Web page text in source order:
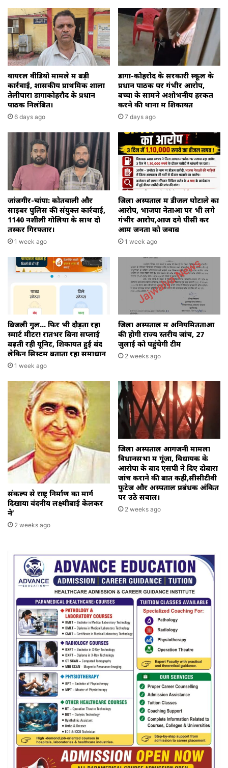
वायरल वीडियो मामले में बड़ी
कार्रवाई, शासकीय प्राथमिक शाला
तेलीपारा डोंगाकोहरौद के प्रधान
पाठक निलंबित।
6 days ago
डोंगा-कोहरोद के सरकारी स्कूल के
प्रधान पाठक पर गंभीर आरोप,
बच्चों के सामने अशोभनीय हरकत
करने की थाना में शिकायत
7 days ago
जांजगीर-चांपा: कोतवाली और
साइबर पुलिस की संयुक्त कार्रवाई,
1140 नशीली गोलियों के साथ दो
तस्कर गिरफ्तार।
1 week ago
जिला अस्पताल में डीजल घोटाले का
आरोप, भाजपा नेताओं पर भी लगे
गंभीर आरोप,आज देंगे पीसी कर
आम जनता को जवाब
1 week ago
बिजली गुल… फिर भी दौड़ता रहा
स्मार्ट मीटर! रातभर बिना सप्लाई
बढ़ती रही यूनिट, शिकायतें हुईं बंद
लेकिन सिस्टम बताता रहा समाधान
1 week ago
जिला अस्पताल में अनियमितताओं
की होगी राज्य स्तरीय जांच, 27
जुलाई को पहुंचेगी टीम
2 weeks ago
संकल्प से राष्ट्र निर्माण का मार्ग
दिखाया वंदनीय लक्ष्मीबाई केलकर
ने’
2 weeks ago
जिला अस्पताल आगजनी मामला
विधानसभा में गूंजा, विधायक के
आरोपों के बाद एसपी ने दिए दोबारा
जांच कराने की बात कही,सीसीटीवी
फुटेज और अस्पताल प्रबंधक अंकित
पर उठे सवाल।
2 weeks ago